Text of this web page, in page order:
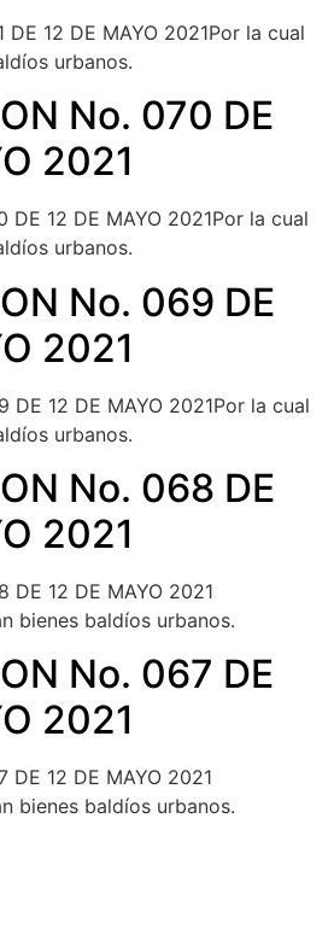
DE 12 DE MAYO 2021Por la cual
urbanos.
No. 070 DE
2021
DE 12 DE MAYO 2021Por la cual
urbanos.
No. 069 DE
2021
DE 12 DE MAYO 2021Por la cual
urbanos.
No. 068 DE
2021
DE 12 DE MAYO 2021
bienes baldíos urbanos.
No. 067 DE
2021
DE 12 DE MAYO 2021
bienes baldíos urbanos.